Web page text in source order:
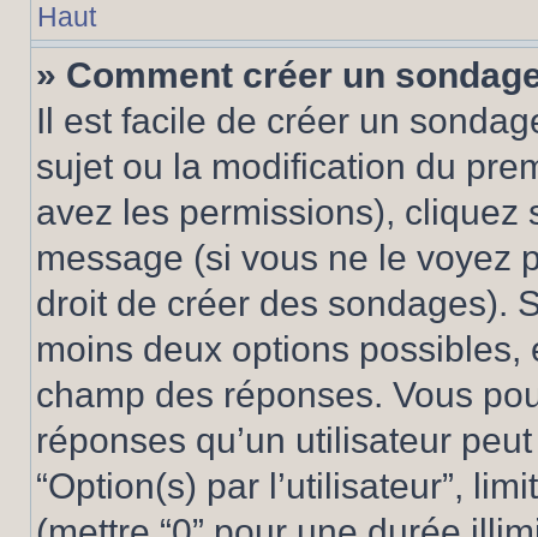
Haut
» Comment créer un
Il est facile de créer un
sujet ou la modification du
avez les permissions), cliquez
message (si vous ne le voyez
droit de créer des sondages).
moins deux options
champ des réponses. Vous
réponses qu’un utilisateur
“Option(s) par l’utilisateur”,